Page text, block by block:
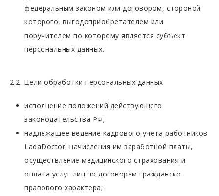
федеральным законом или договором, стороной
которого, выгодоприобретателем или
поручителем по которому является субъект
персональных данных.
2.2. Цели обработки персональных данных
исполнение положений действующего
законодательства РФ;
надлежащее ведение кадрового учета работников
LadaDoctor, начисления им заработной платы,
осуществление медицинского страхования и
оплата услуг лиц по договорам гражданско-
правового характера;